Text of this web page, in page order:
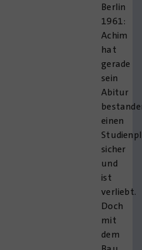
Berlin
1961:
Achim
hat
gerade
sein
Abitur
einen
sicher
und
ist
verliebt.
Doch
mit
dem